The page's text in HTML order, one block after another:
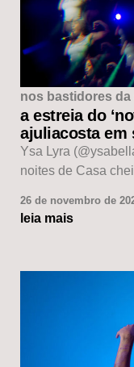
nos bastidores da
a estreia do
ajuliacosta em
Ysa Lyra
noites de Casa
26 de novembro de
leia mais